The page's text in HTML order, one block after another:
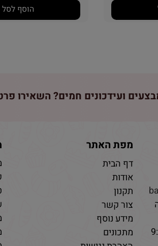
הוסף לסל
ועידכונים חמים? השאירו
מפת האתר
דף הבית
אודות
תקנון
צור קשר
מידע נוסף
מתכונים